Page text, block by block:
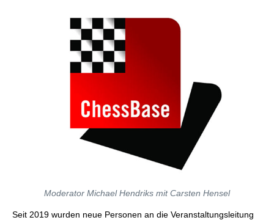
Moderator Michael Hendriks mit Carsten Hensel
Seit 2019 wurden neue Personen an die Veranstaltungsleitung